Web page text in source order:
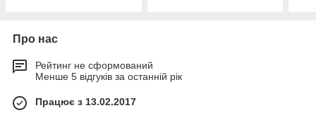
Про нас
Рейтинг не сформований
Менше 5 відгуків за останній рік
Працює з 13.02.2017